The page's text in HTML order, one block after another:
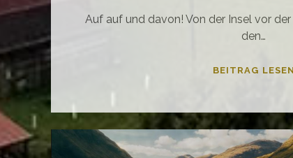
Auf auf und davon! Von der Insel vor
den…
BEITRAG LESEN